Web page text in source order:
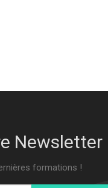
Newsletter
formations !